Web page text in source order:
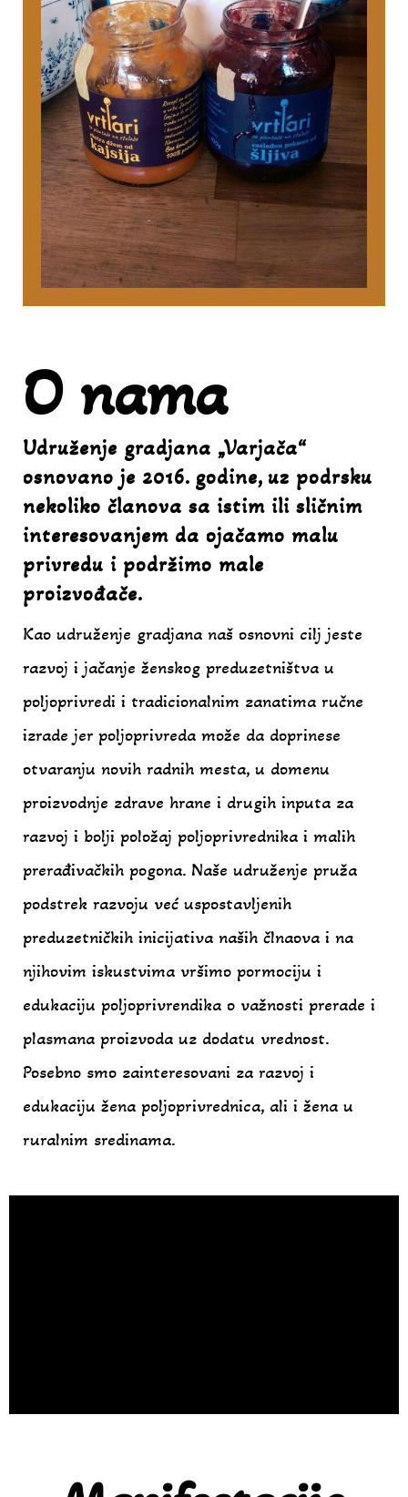
O nama
Udruženje gradjana „Varjača“
osnovano je 2016. godine, uz podrsku
nekoliko članova sa istim ili sličnim
interesovanjem da ojačamo malu
privredu i podržimo male
proizvođače.
Kao udruženje gradjana naš osnovni cilj jeste
razvoj i jačanje ženskog preduzetništva u
poljoprivredi i tradicionalnim zanatima ručne
izrade jer poljoprivreda može da doprinese
otvaranju novih radnih mesta, u domenu
proizvodnje zdrave hrane i drugih inputa za
razvoj i bolji položaj poljoprivrednika i malih
prerađivačkih pogona. Naše udruženje pruža
podstrek razvoju već uspostavljenih
preduzetničkih inicijativa naših člnaova i na
njihovim iskustvima vršimo pormociju i
edukaciju poljoprivrendika o važnosti prerade i
plasmana proizvoda uz dodatu vrednost.
Posebno smo zainteresovani za razvoj i
edukaciju žena poljoprivrednica, ali i žena u
ruralnim sredinama.